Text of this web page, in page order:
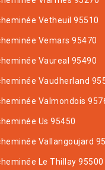
Vetheuil 95510
Vemars 95470
Vaureal 95490
Vaudherland
Valmondois
Us 95450
Vallangoujard
Le Thillay 95500